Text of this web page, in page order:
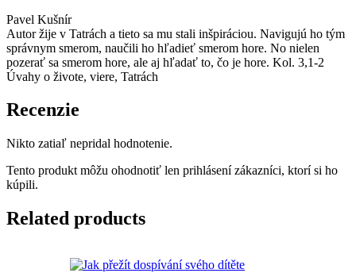
Pavel Kušnír
Autor žije v Tatrách a tieto sa mu stali inšpiráciou. Navigujú ho tým
správnym smerom, naučili ho hľadieť smerom hore. No nielen
pozerať sa smerom hore, ale aj hľadať to, čo je hore. Kol. 3,1-2
Úvahy o živote, viere, Tatrách
Recenzie
Nikto zatiaľ nepridal hodnotenie.
Tento produkt môžu ohodnotiť len prihlásení zákazníci, ktorí si ho
kúpili.
Related products